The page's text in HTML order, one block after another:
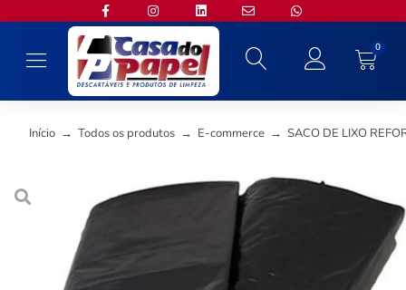
0
Início → Todos os produtos → E-commerce → SACO DE LIXO